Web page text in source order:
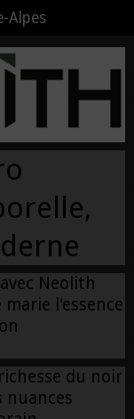
Alpes
Neolith
l'essence
du noir
nuances